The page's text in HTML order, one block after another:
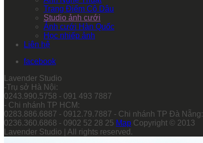
Trang Điểm Cô Dâu
Studio ảnh cưới
Ảnh cưới Hàn Quốc
Học nhiếp ảnh
Liên hệ
facebook
Lavender Studio
-Trụ sở Hà Nội:
0243.990.5758 - 091 493 7887
- Chi nhánh TP HCM:
0283.886.6887 - 0912.79.7887 - Chi nhánh TP Đà Nẵng:
0236.360.6868 - 0902 52 28 25 Map Copyright © 2013
Lavender Studio | All rights reserved.